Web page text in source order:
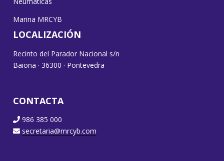
Marina MRCYB
LOCALIZACIÓN
Recinto del Parador Nacional s/n
Baiona · 36300 · Pontevedra
CONTACTA
986 385 000
secretaria@mrcyb.com